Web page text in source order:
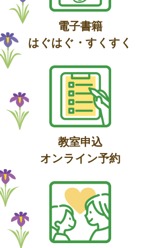
電子書籍
はぐはぐ・すくすく
教室申込
オンライン予約